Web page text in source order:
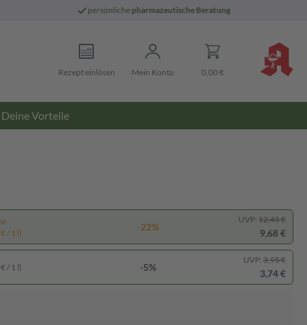
persönliche pharmazeutische Beratung
Rezept einlösen Mein Konto 0,00 €
Deine Vorteile
/ 1 l)
-22%
UVP: 12,45 €
9,68 €
/ 1 l) -5%
UVP: 3,95 €
3,74 €